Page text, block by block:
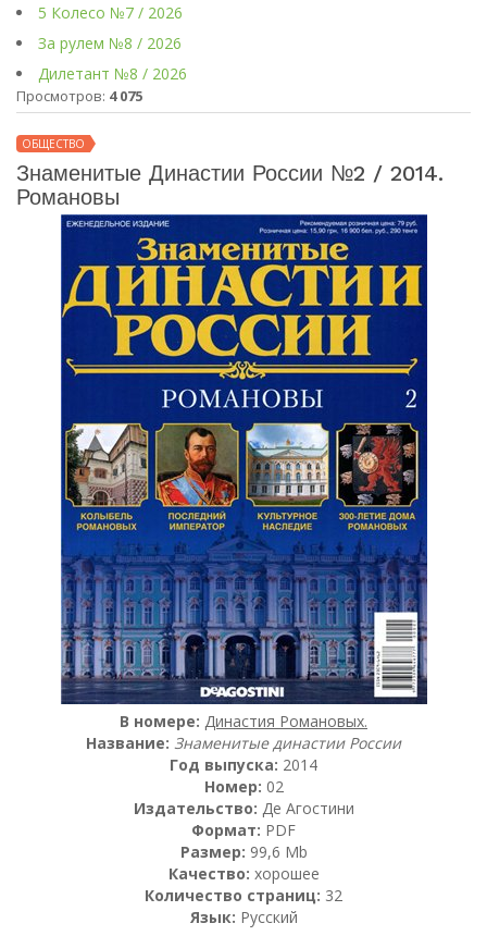
5 Колесо №7 / 2026
За рулем №8 / 2026
Дилетант №8 / 2026
Просмотров: 4 075
ОБЩЕСТВО
Знаменитые Династии России №2 / 2014.
Романовы
В номере: Династия Романовых.
Название: Знаменитые династии России
Год выпуска: 2014
Номер: 02
Издательство: Де Агостини
Формат: PDF
Размер: 99,6 Mb
Качество: хорошее
Количество страниц: 32
Язык: Русский